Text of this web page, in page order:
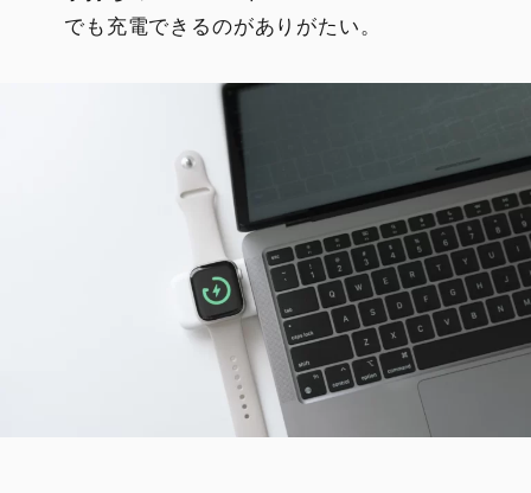
でも充電できるのがありがたい。